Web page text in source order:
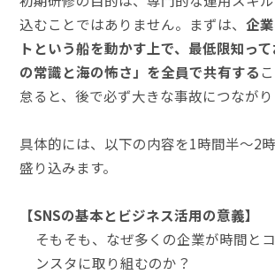
込むことではありません。まずは、企
トという船を動かす上で、最低限知っ
の常識と海の怖さ」を全員で共有する
怠ると、後で必ず大きな事故につながり
具体的には、以下の内容を1時間半〜2
盛り込みます。
【SNSの基本とビジネス活用の意義】
そもそも、なぜ多くの企業が時間と
ンスタに取り組むのか？